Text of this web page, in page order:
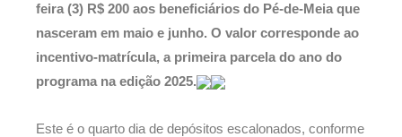
feira (3) R$ 200 aos beneficiários do Pé-de-Meia que
nasceram em maio e junho. O valor corresponde ao
incentivo-matrícula, a primeira parcela do ano do
programa na edição 2025.
Este é o quarto dia de depósitos escalonados, conforme